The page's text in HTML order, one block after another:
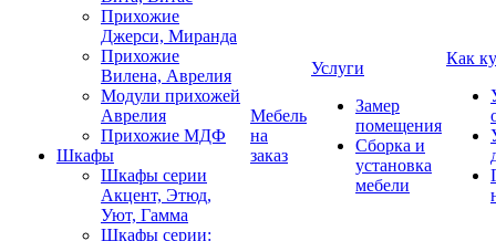
Прихожие
Джерси, Миранда
Прихожие
Вилена, Аврелия
Модули прихожей
Аврелия
Прихожие МДФ
Шкафы
Шкафы серии
Акцент, Этюд,
Уют, Гамма
Шкафы серии:
Мебель
на
заказ
Услуги
Замер
помещения
Сборка и
установка
мебели
Как